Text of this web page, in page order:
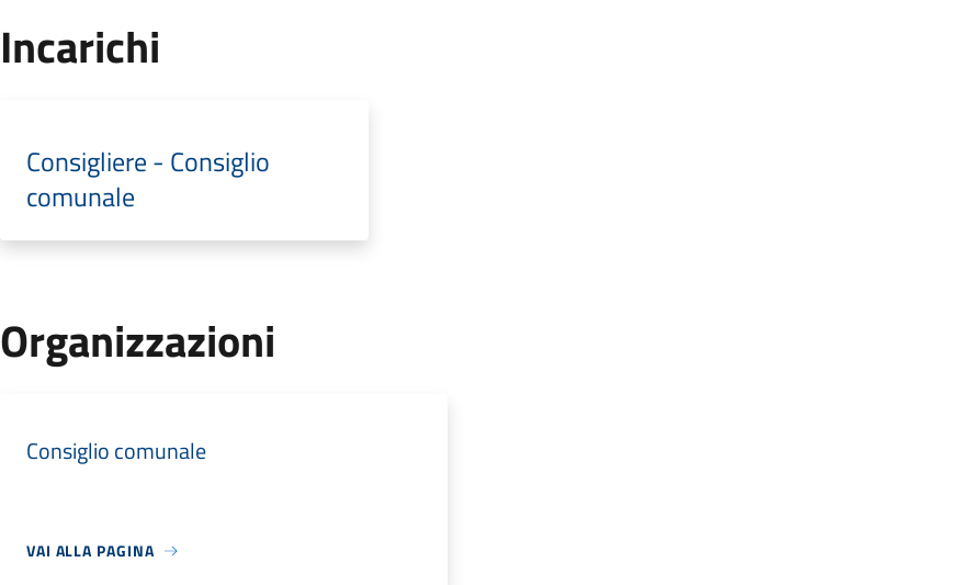
Incarichi
Consigliere - Consiglio
comunale
Organizzazioni
Consiglio comunale
VAI ALLA PAGINA